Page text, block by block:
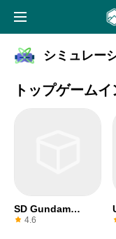
シミュレー
トップゲーム
SD Gundam
ETERNAL
4.6